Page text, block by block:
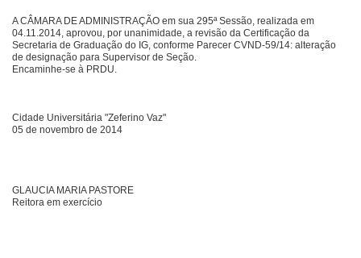
A CÂMARA DE ADMINISTRAÇÃO em sua 295ª Sessão, realizada em
04.11.2014, aprovou, por unanimidade, a revisão da Certificação da
Secretaria de Graduação do IG, conforme Parecer CVND-59/14: alteração
de designação para Supervisor de Seção.
Encaminhe-se à PRDU.
Cidade Universitária "Zeferino Vaz"
05 de novembro de 2014
GLAUCIA MARIA PASTORE
Reitora em exercício